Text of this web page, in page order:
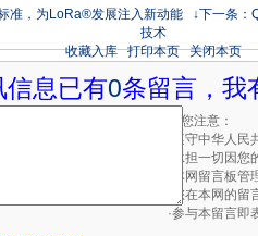
准，为LoRa®发展注入新动能
↓下一条
技术
收藏入库
打印本页 关闭本页
信息已有0条留言，我
请您注意：
·遵守中华人
·承担一切因
·本网留言板
·您在本网的
·参与本留言即